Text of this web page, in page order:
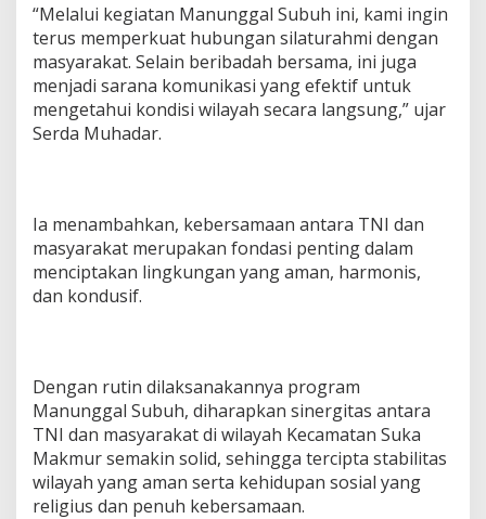
S
i
b
e
h
“Melalui kegiatan Manunggal Subuh ini, kami ingin
terus memperkuat hubungan silaturahmi dengan
masyarakat. Selain beribadah bersama, ini juga
menjadi sarana komunikasi yang efektif untuk
mengetahui kondisi wilayah secara langsung,” ujar
Serda Muhadar.
Ia menambahkan, kebersamaan antara TNI dan
masyarakat merupakan fondasi penting dalam
menciptakan lingkungan yang aman, harmonis,
dan kondusif.
Dengan rutin dilaksanakannya program
Manunggal Subuh, diharapkan sinergitas antara
TNI dan masyarakat di wilayah Kecamatan Suka
Makmur semakin solid, sehingga tercipta stabilitas
wilayah yang aman serta kehidupan sosial yang
religius dan penuh kebersamaan.